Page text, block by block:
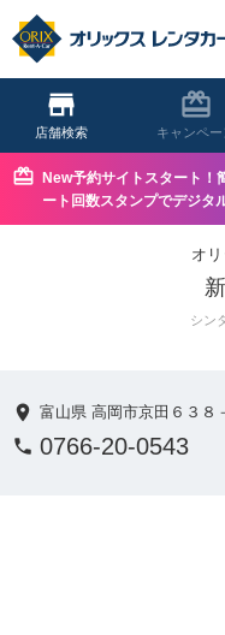
店舗 キャンペー
New予約サイトスタート！
ート回数スタンプでデジタ
オ
シン
富山県 高岡市京田６３８
0766-20-0543